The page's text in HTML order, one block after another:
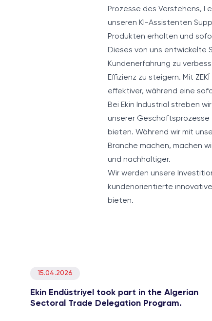
Prozesse des Verstehens,
unseren KI-Assistenten
Produkten erhalten und
Dieses von uns entwickelte
Kundenerfahrung zu
Effizienz zu steigern. Mit
effektiver, während eine
Bei Ekin Industrial streben
unserer Geschäftsprozesse
bieten. Während wir mit
Branche machen, machen
und nachhaltiger.
Wir werden unsere
kundenorientierte
bieten.
15.04.2026
Ekin Endüstriyel took part in the Algerian
Sectoral Trade Delegation Program.